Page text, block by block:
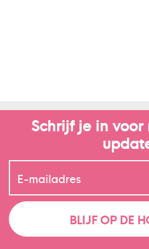
Schrijf je in